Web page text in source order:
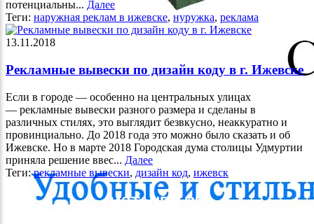
потенциальны... Далее
Теги: наружная реклам в ижевске, нуружка, реклама
13.11.2018
Рекламные вывески по дизайн коду в г. Ижевске
Если в городе — особенно на центральных улицах
— рекламные вывески разного размера и сделаны в
различных стилях, это выглядит безвкусно, неаккуратно и
провинциально. До 2018 года это можно было сказать и об
Ижевске. Но в марте 2018 Городская дума столицы Удмуртии
приняла решение ввес... Далее
Теги:рекламные вывески, дизайн код, ижевск
MSTANDS.RU